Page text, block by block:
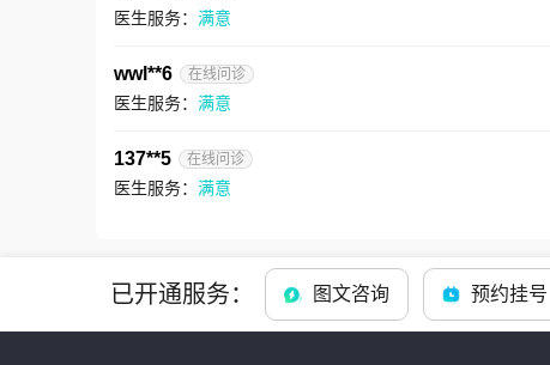
医生服务： 满意
wwl**6 在线问诊
医生服务： 满意
137**5 在线问诊
医生服务： 满意
已开通服务： 图文咨询 预约挂号